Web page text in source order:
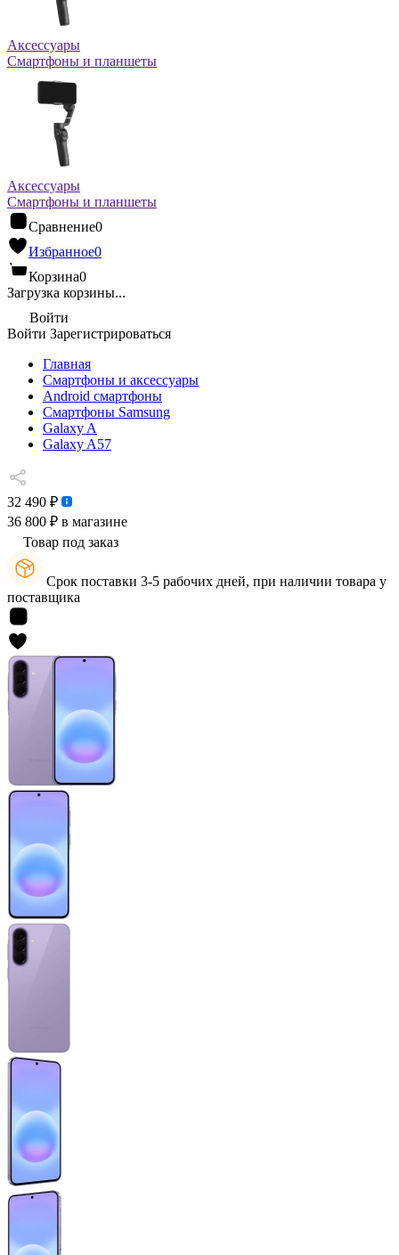
Аксессуары
Смартфоны и планшеты
Аксессуары
Смартфоны и планшеты
Сравнение0
Избранное0
Корзина0
Загрузка корзины...
Войти
Войти Зарегистрироваться
Главная
Смартфоны и аксессуары
Android cмартфоны
Смартфоны Samsung
Galaxy A
Galaxy A57
32 490 ₽
36 800 ₽ в магазине
Товар под заказ
Срок поставки 3-5 рабочих дней, при наличии товара у
поставщика